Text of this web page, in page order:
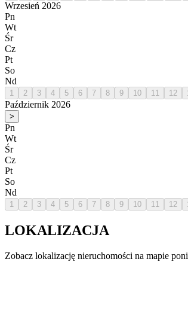
Wrzesień 2026
Pn
Wt
Śr
Cz
Pt
So
Nd
1 2 3 4 5 6 7 8 9 10 11 12
Październik 2026
>
Pn
Wt
Śr
Cz
Pt
So
Nd
1 2 3 4 5 6 7 8 9 10 11 12
LOKALIZACJA
Zobacz lokalizację nieruchomości na mapie